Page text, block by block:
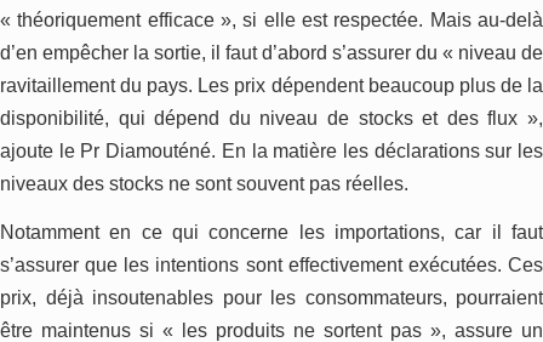
« théoriquement efficace », si elle est respectée. Mais au-delà
d’en empêcher la sortie, il faut d’abord s’assurer du « niveau de
ravitaillement du pays. Les prix dépendent beaucoup plus de la
disponibilité, qui dépend du niveau de stocks et des flux »,
ajoute le Pr Diamouténé. En la matière les déclarations sur les
niveaux des stocks ne sont souvent pas réelles.
Notamment en ce qui concerne les importations, car il faut
s’assurer que les intentions sont effectivement exécutées. Ces
prix, déjà insoutenables pour les consommateurs, pourraient
être maintenus si « les produits ne sortent pas », assure un